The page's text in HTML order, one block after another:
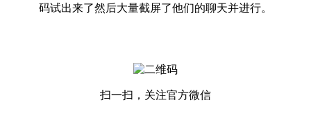
码试出来了然后大量截屏了他们的聊天并进行。
扫一扫，关注官方微信